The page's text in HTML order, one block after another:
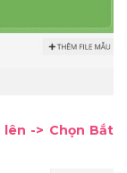
-> Chọn Bắt